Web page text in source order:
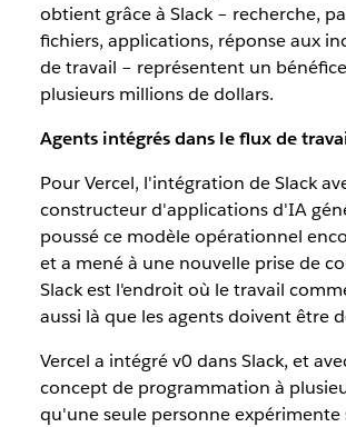
obtient grâce à Slack – recherche,
fichiers, applications, réponse aux
de travail – représentent un
plusieurs millions de dollars.
Agents intégrés dans le flux de
Pour Vercel, l'intégration de Slack
constructeur d'applications d'IA
poussé ce modèle opérationnel
et a mené à une nouvelle prise de
Slack est l'endroit où le travail
aussi là que les agents doivent être
Vercel a intégré v0 dans Slack, et
concept de programmation à
qu'une seule personne expérimente